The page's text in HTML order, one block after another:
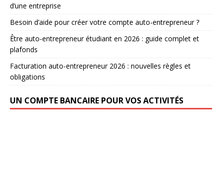
d’une entreprise
Besoin d’aide pour créer votre compte auto-entrepreneur ?
Être auto-entrepreneur étudiant en 2026 : guide complet et
plafonds
Facturation auto-entrepreneur 2026 : nouvelles règles et
obligations
UN COMPTE BANCAIRE POUR VOS ACTIVITÉS